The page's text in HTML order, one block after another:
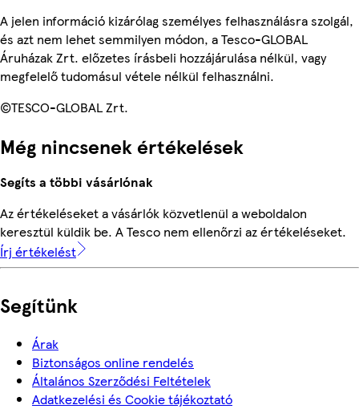
A jelen információ kizárólag személyes felhasználásra szolgál,
és azt nem lehet semmilyen módon, a Tesco-GLOBAL
Áruházak Zrt. előzetes írásbeli hozzájárulása nélkül, vagy
megfelelő tudomásul vétele nélkül felhasználni.
©TESCO-GLOBAL Zrt.
Még nincsenek értékelések
Segíts a többi vásárlónak
Az értékeléseket a vásárlók közvetlenül a weboldalon
keresztül küldik be. A Tesco nem ellenőrzi az értékeléseket.
Írj értékelést
Segítünk
Árak
Biztonságos online rendelés
Általános Szerződési Feltételek
Adatkezelési és Cookie tájékoztató